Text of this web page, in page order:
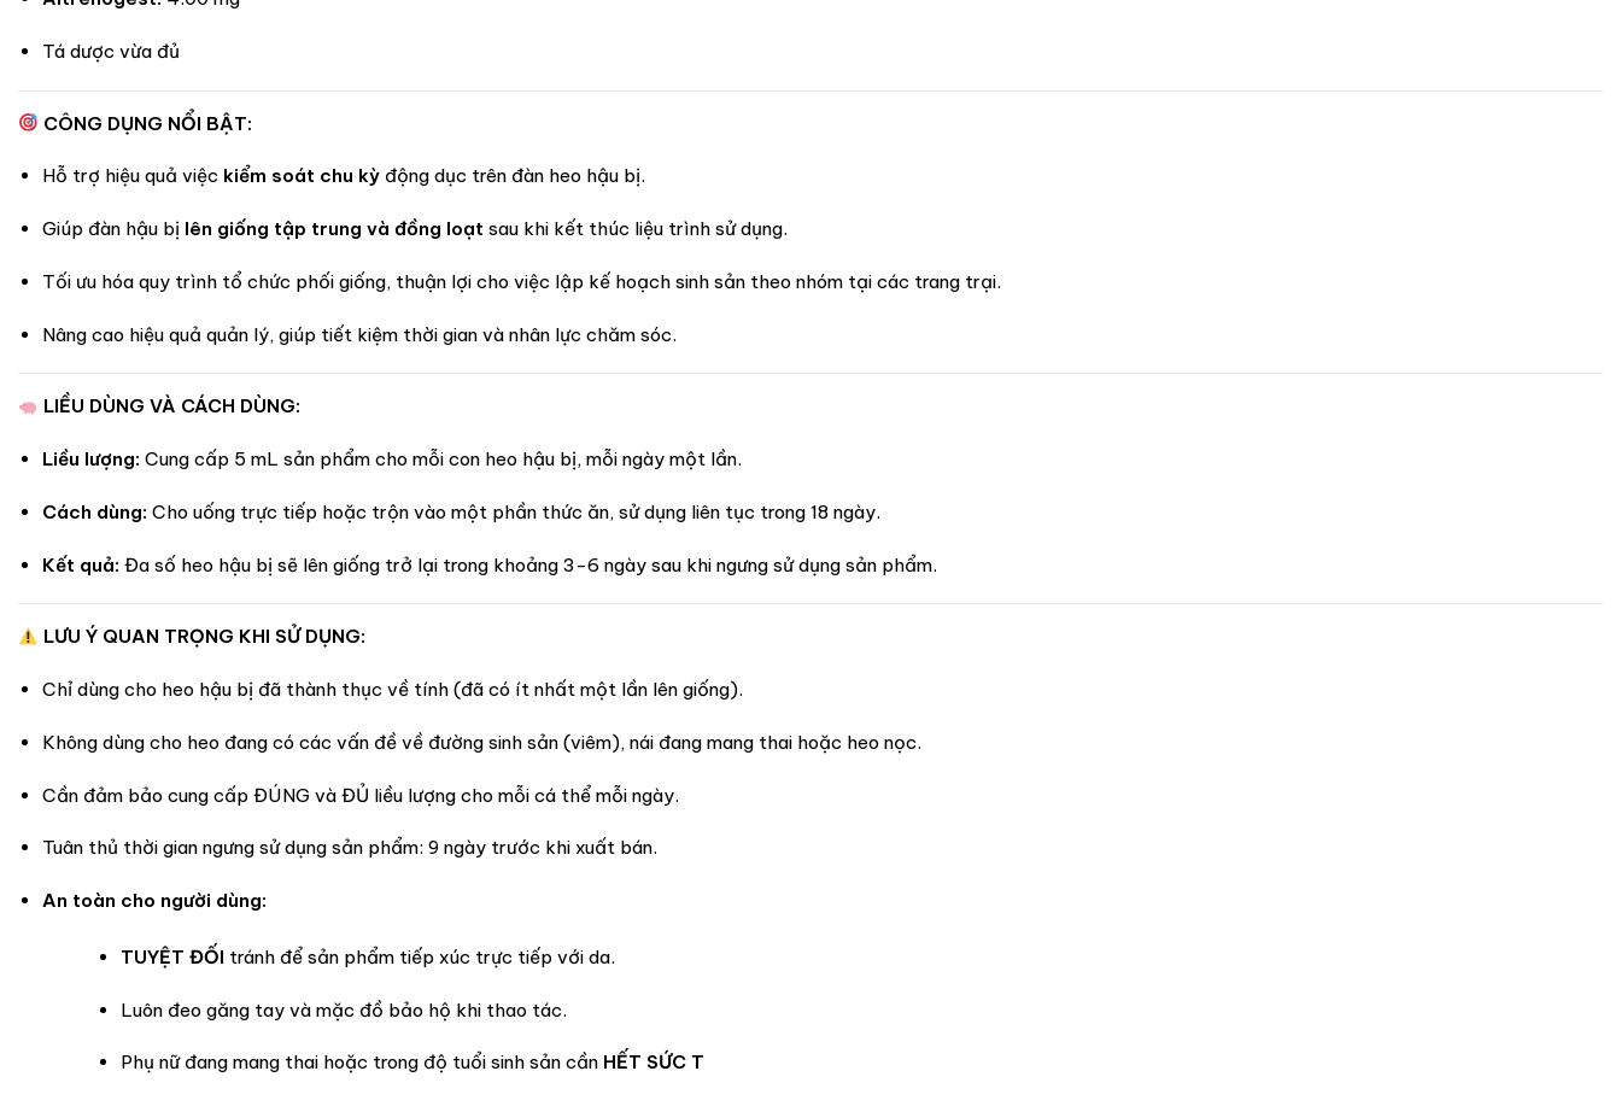
Tá dược vừa đủ
CÔNG DỤNG NỔI BẬT:
Hỗ trợ hiệu quả việc kiểm soát chu kỳđộng dục trên đàn heo hậu bị.
Giúp đàn hậu bị lên giống tập trung và đồng loạt sau khi kết thúc liệu trình sử dụng.
Tối ưu hóa quy trình tổ chức phối giống, thuận lợi cho việc lập kế hoạch sinh sản theo nhóm tại các trang trại.
Nâng cao hiệu quả quản lý, giúp tiết kiệm thời gian và nhân lực chăm sóc.
LIỀU DÙNG VÀ CÁCH DÙNG:
Liều lượng: Cung cấp 5 mL sản phẩm cho mỗi con heo hậu bị, mỗi ngày một lần.
Cách dùng: Cho uống trực tiếp hoặc trộn vào một phần thức ăn, sử dụng liên tục trong 18 ngày.
Kết quả: Đa số heo hậu bị sẽ lên giống trở lại trong khoảng 3-6 ngày sau khi ngưng sử dụng sản phẩm.
LƯU Ý QUAN TRỌNG KHI SỬ DỤNG:
Chỉ dùng cho heo hậu bị đã thành thục về tính (đã có ít nhất một lần lên giống).
Không dùng cho heo đang có các vấn đề về đường sinh sản (viêm), nái đang mang thai hoặc heo nọc.
Cần đảm bảo cung cấp ĐÚNG và ĐỦ liều lượng cho mỗi cá thể mỗi ngày.
Tuân thủ thời gian ngưng sử dụng sản phẩm: 9 ngày trước khi xuất bán.
An toàn cho người dùng:
TUYỆT ĐỐI tránh để sản phẩm tiếp xúc trực tiếp với da.
Luôn đeo găng tay và mặc đồ bảo hộ khi thao tác.
Phụ nữ đang mang thai hoặc trong độ tuổi sinh sản cần HẾT SỨC T